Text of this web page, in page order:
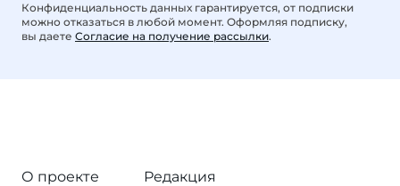
Конфиденциальность данных гарантируется, от подписки
можно отказаться в любой момент. Оформляя подписку,
вы даете Согласие на получение рассылки.
О проекте
Редакция